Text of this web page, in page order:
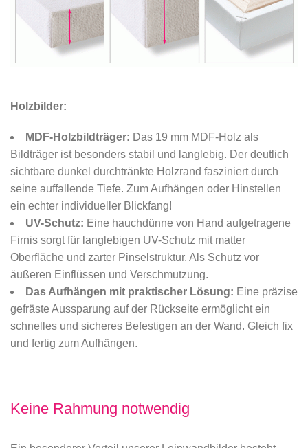
Holzbilder:
MDF-Holzbildträger: Das 19 mm MDF-Holz als
Bildträger ist besonders stabil und langlebig. Der deutlich
sichtbare dunkel durchtränkte Holzrand fasziniert durch
seine auffallende Tiefe. Zum Aufhängen oder Hinstellen
ein echter individueller Blickfang!
UV-Schutz: Eine hauchdünne von Hand aufgetragene
Firnis sorgt für langlebigen UV-Schutz mit matter
Oberfläche und zarter Pinselstruktur. Als Schutz vor
äußeren Einflüssen und Verschmutzung.
Das Aufhängen mit praktischer Lösung: Eine präzise
gefräste Aussparung auf der Rückseite ermöglicht ein
schnelles und sicheres Befestigen an der Wand. Gleich fix
und fertig zum Aufhängen.
Keine Rahmung notwendig